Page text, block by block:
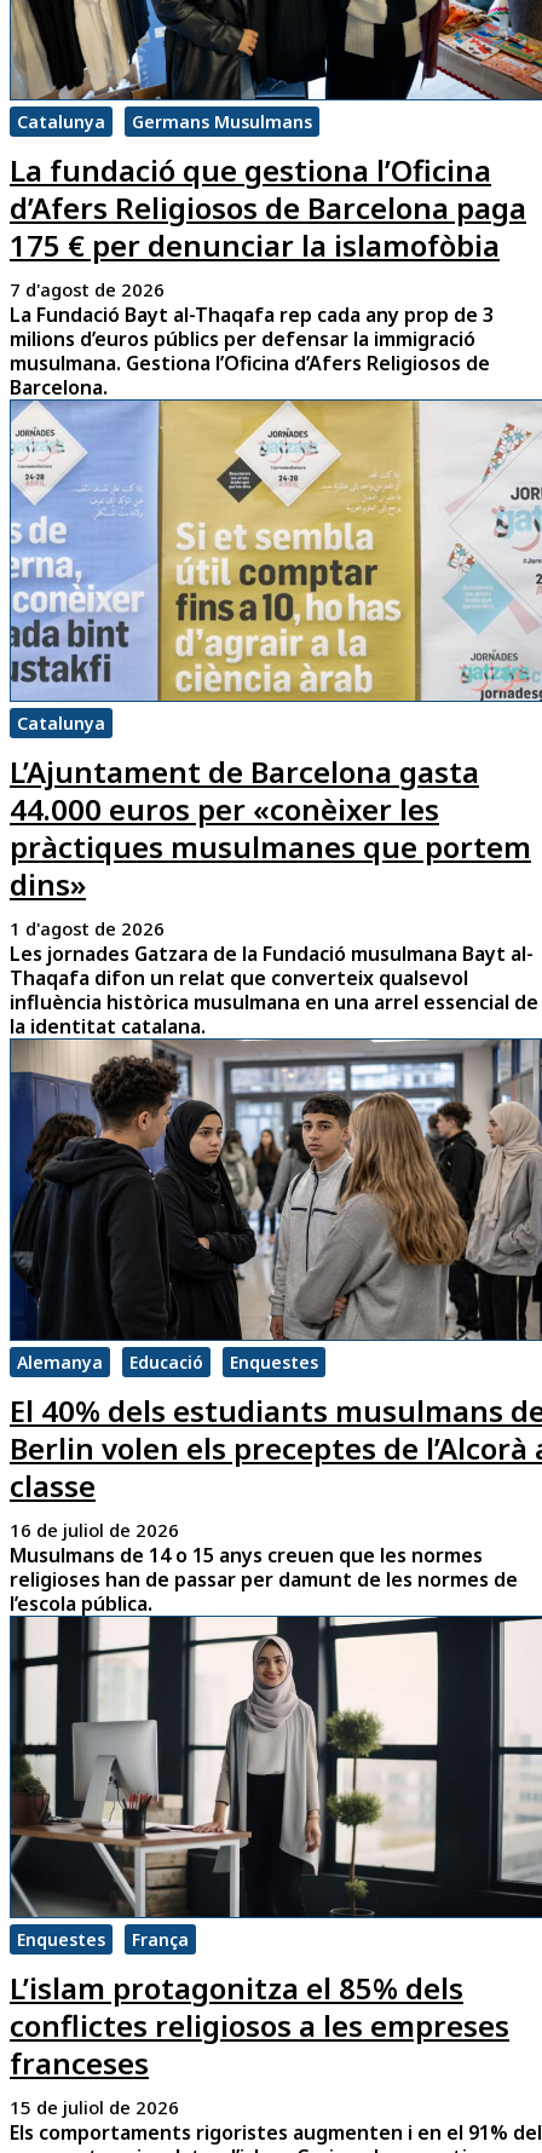
Catalunya Germans Musulmans
La fundació que gestiona l’Oficina
d’Afers Religiosos de Barcelona paga
175 € per denunciar la islamofòbia
7 d'agost de 2026
La Fundació Bayt al-Thaqafa rep cada any prop de 3
milions d’euros públics per defensar la immigració
musulmana. Gestiona l’Oficina d’Afers Religiosos de
Barcelona.
Catalunya
L’Ajuntament de Barcelona gasta
44.000 euros per «conèixer les
pràctiques musulmanes que portem
dins»
1 d'agost de 2026
Les jornades Gatzara de la Fundació musulmana Bayt al-
Thaqafa difon un relat que converteix qualsevol
influència històrica musulmana en una arrel essencial de
la identitat catalana.
Alemanya Educació Enquestes
El 40% dels estudiants musulmans
Berlin volen els preceptes de l’Alcorà
classe
16 de juliol de 2026
Musulmans de 14 o 15 anys creuen que les normes
religioses han de passar per damunt de les normes de
l’escola pública.
Enquestes França
L’islam protagonitza el 85% dels
conflictes religiosos a les empreses
franceses
15 de juliol de 2026
Els comportaments rigoristes augmenten i en el 91%